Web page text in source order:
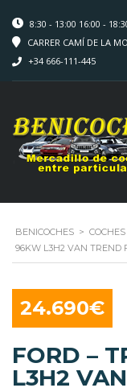
8:30 - 13:00 16:00 -
CARRER CAMÍ DE LA
+34 666-111-445
BENICOCHES > COCHES
96KW L3H2 VAN TREND
24.690€
FORD –
L3H2